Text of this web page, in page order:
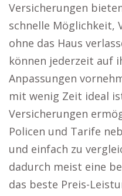
Versicherungen
schnelle Möglichkeit,
ohne das Haus
können jederzeit auf
Anpassungen
mit wenig Zeit ideal
Versicherungen
Policen und Tarife
und einfach zu
dadurch meist eine
das beste Preis-